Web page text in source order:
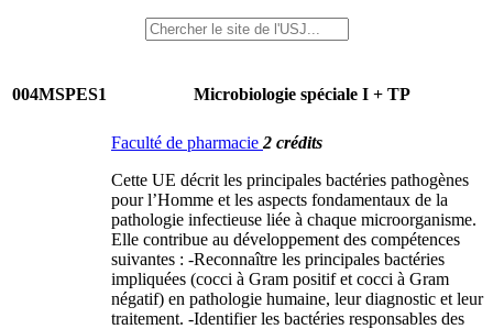
004MSPES1 Microbiologie spéciale I + TP
Faculté de pharmacie 2 crédits
Cette UE décrit les principales bactéries pathogènes
pour l’Homme et les aspects fondamentaux de la
pathologie infectieuse liée à chaque microorganisme.
Elle contribue au développement des compétences
suivantes : -Reconnaître les principales bactéries
impliquées (cocci à Gram positif et cocci à Gram
négatif) en pathologie humaine, leur diagnostic et leur
traitement. -Identifier les bactéries responsables des